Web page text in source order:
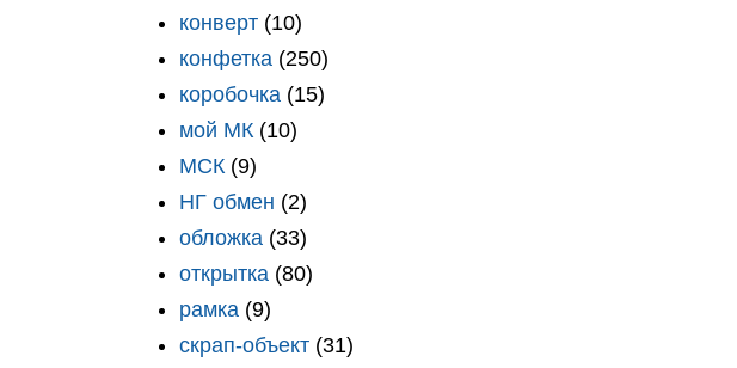
конверт (10)
конфетка (250)
коробочка (15)
мой МК (10)
МСК (9)
НГ обмен (2)
обложка (33)
открытка (80)
рамка (9)
скрап-объект (31)